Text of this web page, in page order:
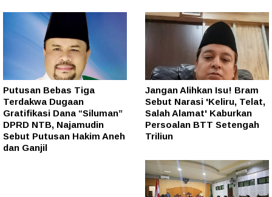
Putusan Bebas Tiga
Terdakwa Dugaan
Gratifikasi Dana “Siluman”
DPRD NTB, Najamudin
Sebut Putusan Hakim Aneh
dan Ganjil
Jangan Alihkan Isu! Bram
Sebut Narasi 'Keliru, Telat,
Salah Alamat' Kaburkan
Persoalan BTT Setengah
Triliun